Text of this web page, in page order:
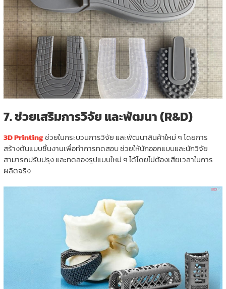
7.ช่วยเสริมการวิจัย และพัฒนา (R&D)
3D Printingช่วยในกระบวนการวิจัย และพัฒนาสินค้าใหม่ ๆ โดยการ
สร้างต้นแบบชิ้นงานเพื่อทำการทดสอบ ช่วยให้นักออกแบบและนักวิจัย
สามารถปรับปรุง และทดลองรูปแบบใหม่ ๆ ได้โดยไม่ต้องเสียเวลาในการ
ผลิตจริง